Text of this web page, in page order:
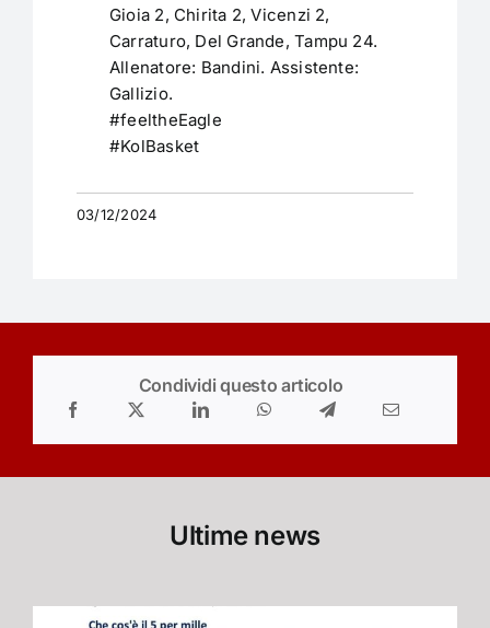
Gioia 2, Chirita 2, Vicenzi 2,
Carraturo, Del Grande, Tampu 24.
Allenatore: Bandini. Assistente:
Gallizio.
#feeltheEagle
#KolBasket
03/12/2024
Condividi questo articolo
Ultime news